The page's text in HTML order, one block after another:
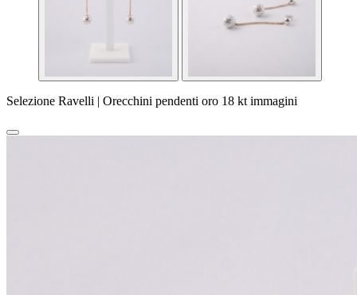
Selezione Ravelli | Orecchini pendenti oro 18 kt immagini